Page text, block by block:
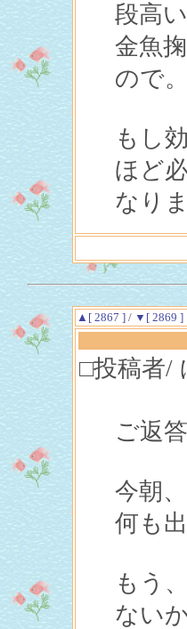
段高
金魚
ので。
もし
ほど
なりま
▲[ 2867 ]/ ▼[ 2869 ]
□投稿者/
ご返
今朝
何も
もう
ない